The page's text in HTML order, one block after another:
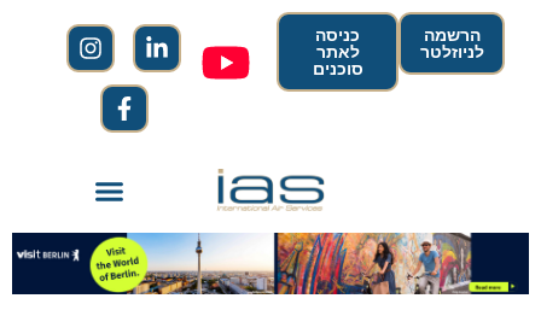
הרשמה
לניוזלטר
כניסה
לאתר
סוכנים